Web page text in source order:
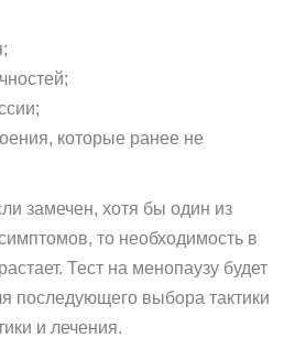
которые ранее не
замечен, хотя бы один из
то необходимость в
Тест на менопаузу будет
последующего выбора тактики
и лечения.